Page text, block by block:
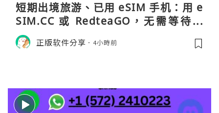
短期出境旅游、已用 eSIM 手机：用 e
SIM.CC 或 RedteaGO，无需等待收
货。需要“当地号码 + 通话短信”（如
打车、外卖、客户联络）：优先 Redt
正版软件分享 4小時前